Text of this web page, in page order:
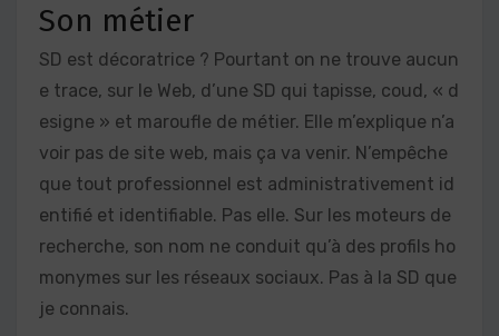
Son métier
SD est décoratrice ? Pourtant on ne trouve aucun
e trace, sur le Web, d’une SD qui tapisse, coud, « d
esigne » et maroufle de métier. Elle m’explique n’a
voir pas de site web, mais ça va venir. N’empêche
que tout professionnel est administrativement id
entifié et identifiable. Pas elle. Sur les moteurs de
recherche, son nom ne conduit qu’à des profils ho
monymes sur les réseaux sociaux. Pas à la SD que
je connais.